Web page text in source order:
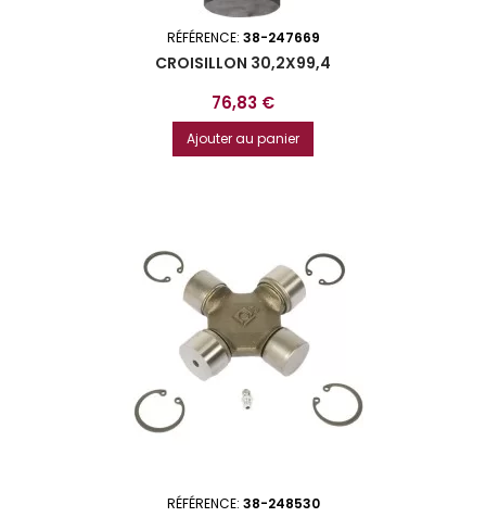
RÉFÉRENCE: 38-247669
CROISILLON 30,2X99,4
Prix
76,83 €
Ajouter au panier
RÉFÉRENCE: 38-248530